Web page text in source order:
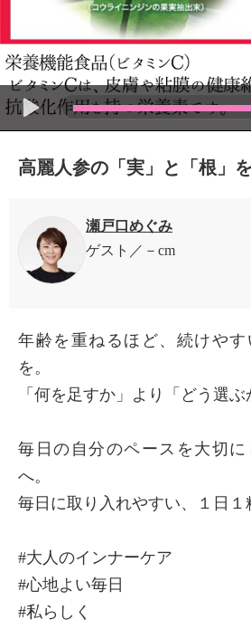
×
高麗人参の「実」と「根」
瀬戸口めぐみ
ゲスト
－cm
年齢を重ねるほど、続けや
を。
「何を足すか」より「どう選ぶ
毎日の自分のペースを大切
へ。
毎日に取り入れやすい、１日１
#大人のインナーケア
#心地よい毎日
#私らしく